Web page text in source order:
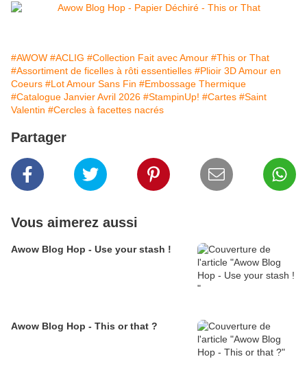
#AWOW #ACLIG #Collection Fait avec Amour #This or That
#Assortiment de ficelles à rôti essentielles #Plioir 3D Amour en
Coeurs #Lot Amour Sans Fin #Embossage Thermique
#Catalogue Janvier Avril 2026 #StampinUp! #Cartes #Saint
Valentin #Cercles à facettes nacrés
Partager
Vous aimerez aussi
Awow Blog Hop - Use your stash !
Awow Blog Hop - This or that ?